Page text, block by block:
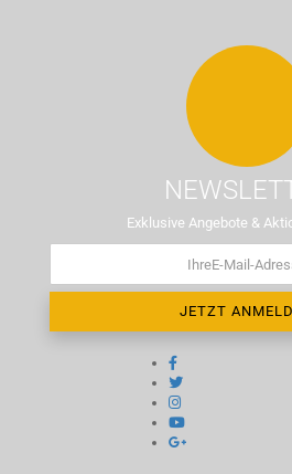
Exklusive Angebote &